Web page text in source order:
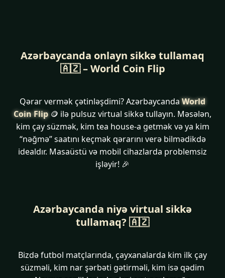
Azərbaycanda onlayn sikkə tullamaq
🇦🇿 – World Coin Flip
Qərar vermək çətinləşdimi? AzərbaycandaWorld
Coin Flip🪙 ilə pulsuz virtual sikkə tullayın. Məsələn,
kim çay süzmək, kim tea house-a getmək və ya kim
“nəğmə” saatını keçmək qərarını verə bilmədikdə
idealdır. Masaüstü və mobil cihazlarda problemsiz
işləyir! 🎉
Azərbaycanda niyə virtual sikkə
tullamaq? 🇦🇿
Bizdə futbol matçlarında, çayxanalarda kim ilk çay
süzməli, kim nar şərbəti gətirməli, kim isə qədim